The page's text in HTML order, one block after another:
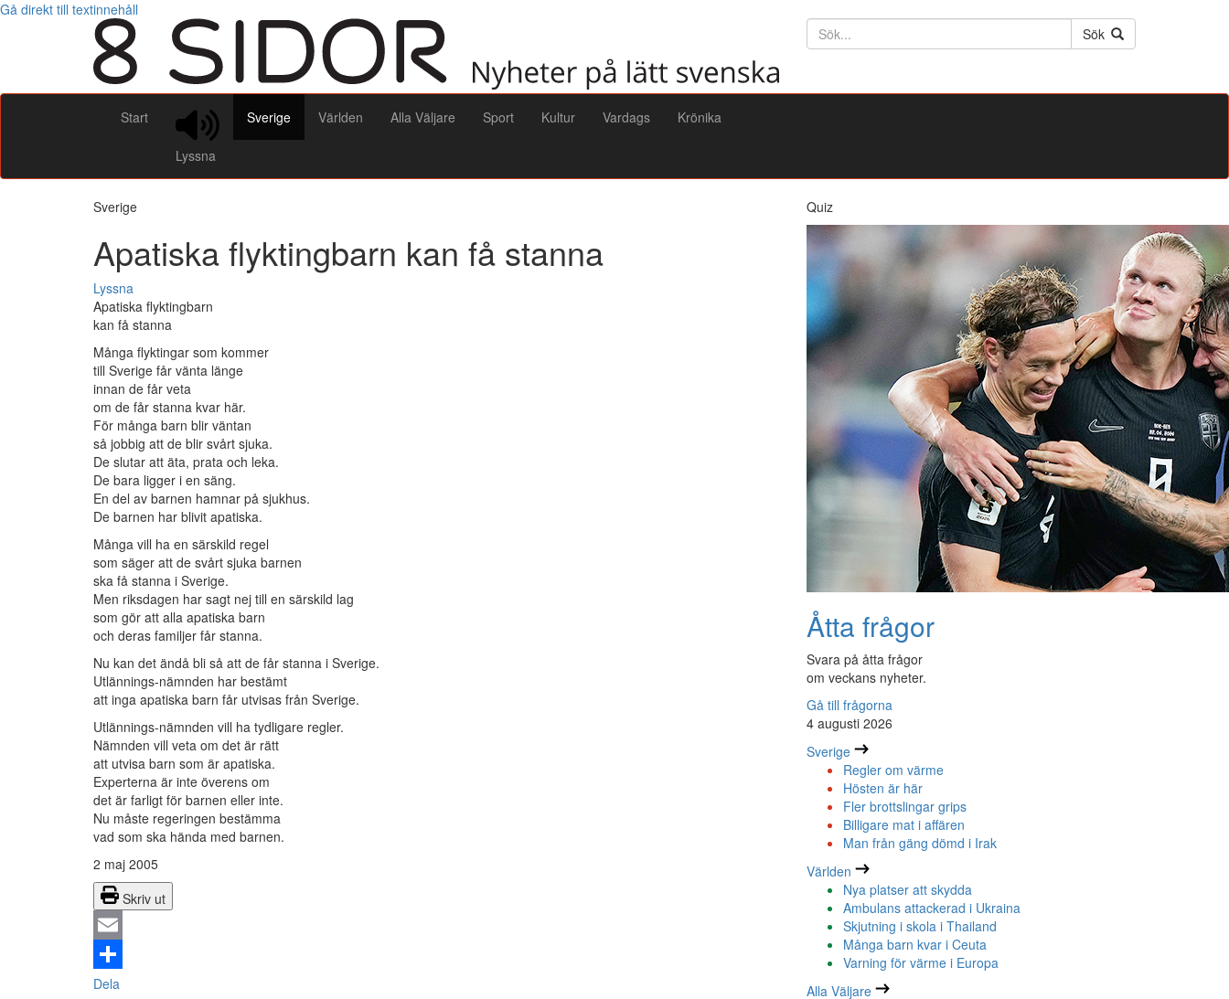
Gå direkt till textinnehåll
Söktext
Sök
Start
Lyssna
Sverige Världen Alla Väljare Sport Kultur Vardags Krönika
Sverige
Apatiska flyktingbarn kan få stanna
Lyssna
Apatiska flyktingbarn
kan få stanna
Många flyktingar som kommer
till Sverige får vänta länge
innan de får veta
om de får stanna kvar här.
För många barn blir väntan
så jobbig att de blir svårt sjuka.
De slutar att äta, prata och leka.
De bara ligger i en säng.
En del av barnen hamnar på sjukhus.
De barnen har blivit apatiska.
Många vill ha en särskild regel
som säger att de svårt sjuka barnen
ska få stanna i Sverige.
Men riksdagen har sagt nej till en särskild lag
som gör att alla apatiska barn
och deras familjer får stanna.
Nu kan det ändå bli så att de får stanna i Sverige.
Utlännings-nämnden har bestämt
att inga apatiska barn får utvisas från Sverige.
Utlännings-nämnden vill ha tydligare regler.
Nämnden vill veta om det är rätt
att utvisa barn som är apatiska.
Experterna är inte överens om
det är farligt för barnen eller inte.
Nu måste regeringen bestämma
vad som ska hända med barnen.
2 maj 2005
Skriv ut
Email
Dela
Quiz
Åtta frågor
Svara på åtta frågor
om veckans nyheter.
Gå till frågorna
4 augusti 2026
Sverige
Regler om värme
Hösten är här
Fler brottslingar grips
Billigare mat i affären
Man från gäng dömd i Irak
Världen
Nya platser att skydda
Ambulans attackerad i Ukraina
Skjutning i skola i Thailand
Många barn kvar i Ceuta
Varning för värme i Europa
Alla Väljare